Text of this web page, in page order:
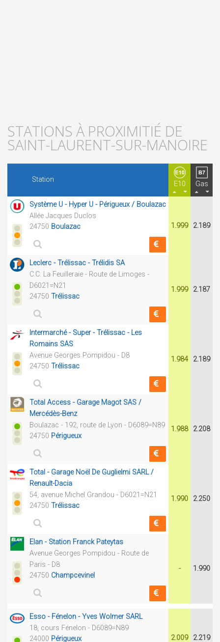
STATIONS À PROXIMITIÉ DE
SAINT-LAURENT-SUR-MANOIRE
Station
E10 Gas
Système U - Hyper U - Périgueux / Boulazac
Allée Jacques Duclos
24750 Boulazac 1.999 2.189
Leclerc - Trélissac - Trélidis SA
C.C. La Feuilleraie - Route de Limoges -
D6021=N21
24750 Trélissac
1.999 2.187
Intermarché - Super - Trélissac - Les
Romains SAS
Avenue Georges Pompidou - D8
24750 Trélissac
1.984 2.189
Total Access - Garage Magot SAS /
Mercédès-Benz
Boulazac - 192, route de Lyon - D6089=N89
24750 Périgueux
1.988 2.208
Total - Garage Noël De Guglielmi SARL /
Renault-Dacia
54, avenue Michel Grandou - D6021=N21
24750 Trélissac
1.990 2.250
Elan - Station Franck Pateytas
Avenue Georges Pompidou - Route de
Paris - D8
24750 Champcevinel
- 1.990
Esso - Fénelon - Yves Wolmer SARL
18, cours Fénelon - D6089=N89
24000 Périgueux 2.009 2.219